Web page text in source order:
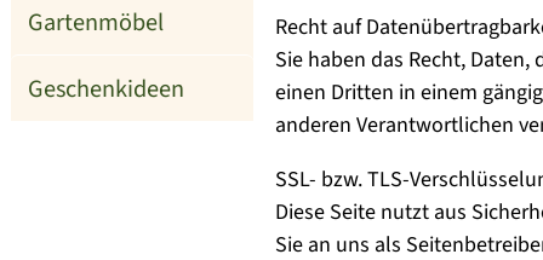
Gartenmöbel
Geschenkideen
Recht auf
Sie haben das Recht,
einen Dritten in einem
anderen Verantwortlichen
SSL- bzw. TLS-
Diese Seite nutzt aus
Sie an uns als